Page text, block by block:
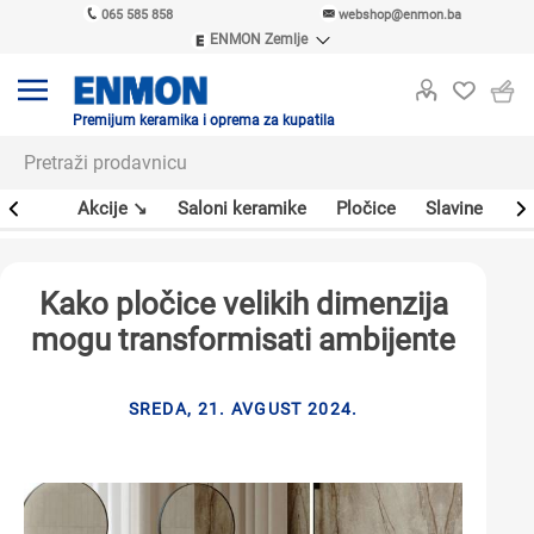
065 585 858 webshop@enmon.ba
ENMON Zemlje
ENMON MKD
Premijum keramika i oprema za kupatila
Akcije ↘ Saloni keramike Pločice Slavine
Kako pločice velikih dimenzija
mogu transformisati ambijente
SREDA, 21. AVGUST 2024.